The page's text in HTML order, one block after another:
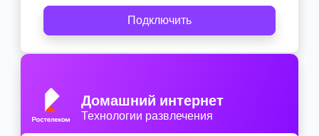
Подключить
Домашний интернет
Технологии развлечения